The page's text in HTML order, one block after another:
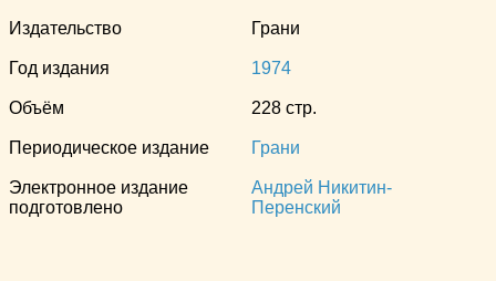
Издательство Грани
Год издания 1974
Объём 228 стр.
Периодическое издание Грани
Электронное издание
подготовлено
Андрей Никитин-
Перенский